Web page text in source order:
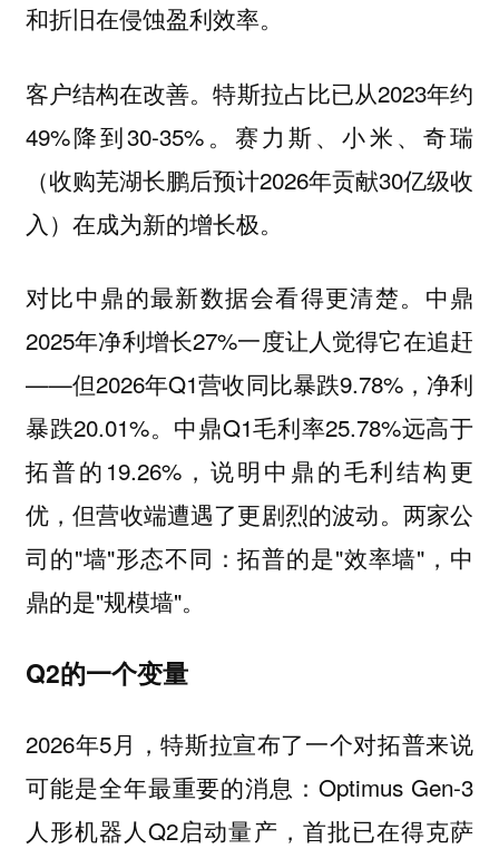
和折旧在侵蚀盈利效率。
客户结构在改善。特斯拉占比已从2023年约
49%降到30-35%。赛力斯、小米、奇瑞
（收购芜湖长鹏后预计2026年贡献30亿级收
入）在成为新的增长极。
对比中鼎的最新数据会看得更清楚。中鼎
2025年净利增长27%一度让人觉得它在追赶
——但2026年Q1营收同比暴跌9.78%，净利
暴跌20.01%。中鼎Q1毛利率25.78%远高于
拓普的19.26%，说明中鼎的毛利结构更
优，但营收端遭遇了更剧烈的波动。两家公
司的"墙"形态不同：拓普的是"效率墙"，中
鼎的是"规模墙"。
Q2的一个变量
2026年5月，特斯拉宣布了一个对拓普来说
可能是全年最重要的消息：Optimus Gen-3
人形机器人Q2启动量产，首批已在得克萨